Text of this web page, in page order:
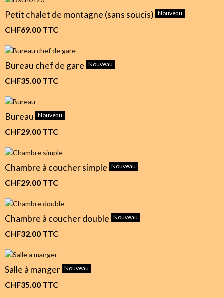
Petit chalet de montagne (sans soucis) Nouveau
CHF69.00 TTC
Bureau chef de gare Nouveau
CHF35.00 TTC
Bureau Nouveau
CHF29.00 TTC
Chambre à coucher simple Nouveau
CHF29.00 TTC
Chambre à coucher double Nouveau
CHF32.00 TTC
Salle à manger Nouveau
CHF35.00 TTC